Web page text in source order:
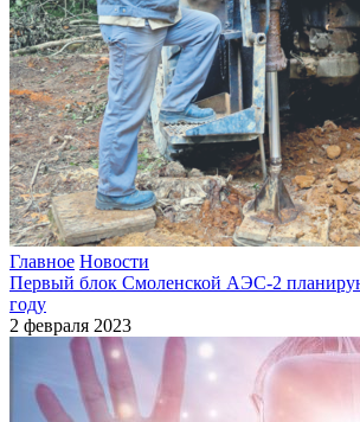
Главное Новости
Первый блок Смоленской АЭС-2
году
2 февраля 2023